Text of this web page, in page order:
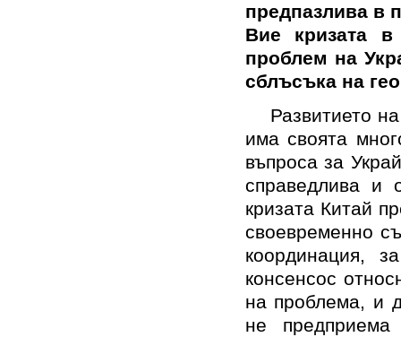
предпазлива в
Вие кризата
проблем на
сблъсъка на
Развитието на
има своята
въпроса за
справедлива и
кризатаКитай
своевременно
координация,
консенсос
на проблема, и
не